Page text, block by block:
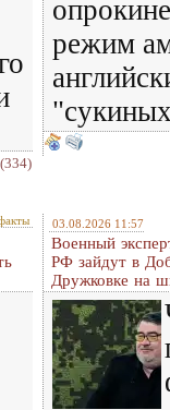
(334)
режим
03.08.2026 11:57
Военный
РФ зайдут в
Дружковке на